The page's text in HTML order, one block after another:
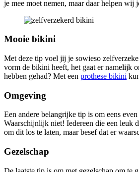
je mee moet nemen, maar daar helpen wij
Mooie bikini
Met deze tip voel jij je sowieso
vorm de bikini heeft, het gaat er namelijk
hebben gehad? Met een prothese bikini
Omgeving
Een andere belangrijke tip is om eens
Waarschijnlijk niet! Iedereen die een leuk
om dit los te laten, maar besef dat er
Gezelschap